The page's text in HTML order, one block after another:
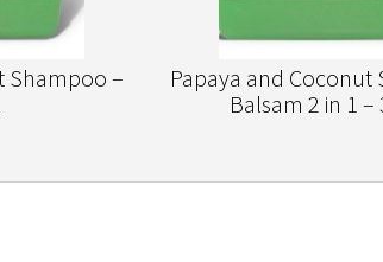
Shampoo –
Papaya and Coconut
Balsam 2 in 1 –